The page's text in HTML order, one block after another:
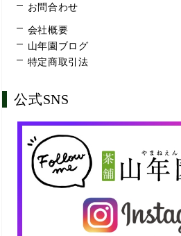
お問合わせ
会社概要
山年園ブログ
特定商取引法
公式SNS